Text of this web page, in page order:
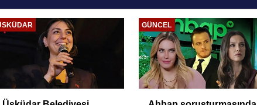
GÜNCEL